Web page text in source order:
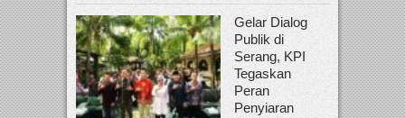
Gelar Dialog
Publik di
Serang, KPI
Tegaskan
Peran
Penyiaran